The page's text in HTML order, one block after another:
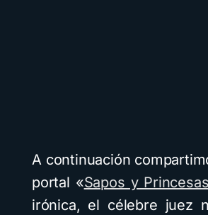
A continuación
portal «Sapos y Princesas
irónica, el célebre juez